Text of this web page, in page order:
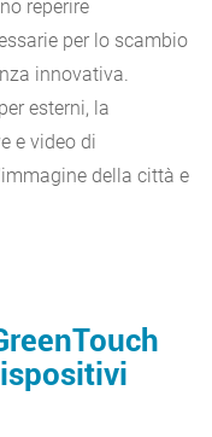
reperire
per lo scambio
innovativa.
esterni, la
e video di
della città e